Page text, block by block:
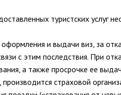
туристских услуг
и выдачи виз, за
с этим последствия. При
а также просрочке ее
страховой